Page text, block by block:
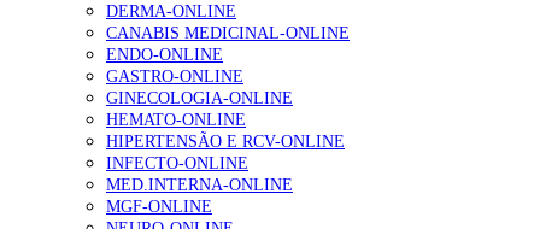
1.º Episódio do Podcast “Frequência Cardio – Sintoniza-
te na Insuficiência Cardíaca” da Bayer
169 visualizações
Alguns milhares de utentes podem ficar sem médico de
DERMA-ONLINE
CANABIS MEDICINAL-ONLINE
ENDO-ONLINE
GASTRO-ONLINE
GINECOLOGIA-ONLINE
HEMATO-ONLINE
HIPERTENSÃO E RCV-ONLINE
INFECTO-ONLINE
MED.INTERNA-ONLINE
MGF-ONLINE